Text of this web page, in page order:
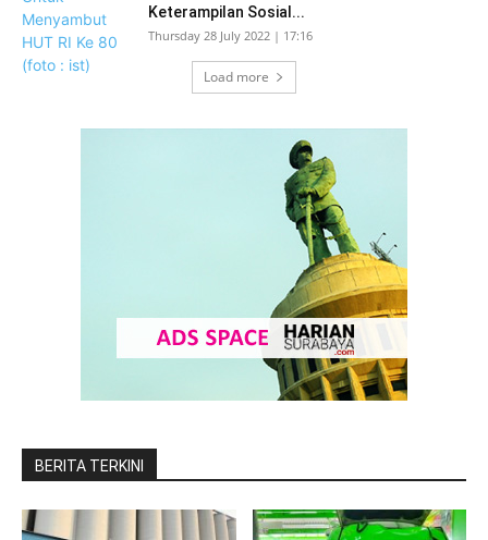
Keterampilan Sosial...
Thursday 28 July 2022 | 17:16
Load more
BERITA TERKINI